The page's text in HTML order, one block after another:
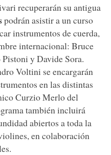
recuperarán su antigua
podrán asistir a un curso
instrumentos de cuerda,
internacional: Bruce
y Davide Sora.
Voltini se encargarán
en las distintas
Curzio Merlo del
también incluirá
abiertos a toda la
en colaboración